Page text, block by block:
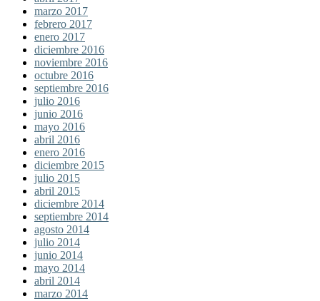
marzo 2017
febrero 2017
enero 2017
diciembre 2016
noviembre 2016
octubre 2016
septiembre 2016
julio 2016
junio 2016
mayo 2016
abril 2016
enero 2016
diciembre 2015
julio 2015
abril 2015
diciembre 2014
septiembre 2014
agosto 2014
julio 2014
junio 2014
mayo 2014
abril 2014
marzo 2014